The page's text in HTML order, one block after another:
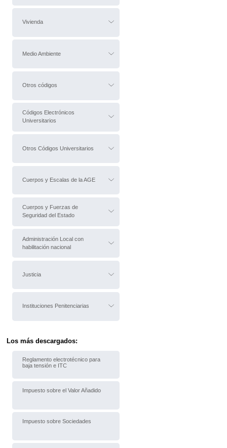
Vivienda
Medio Ambiente
Otros códigos
Códigos Electrónicos
Universitarios
Otros Códigos Universitarios
Cuerpos y Escalas de la AGE
Cuerpos y Fuerzas de
Seguridad del Estado
Administración Local con
habilitación nacional
Justicia
Instituciones Penitenciarias
Los más descargados:
Reglamento electrotécnico para
baja tensión e ITC
Impuesto sobre el Valor Añadido
Impuesto sobre Sociedades